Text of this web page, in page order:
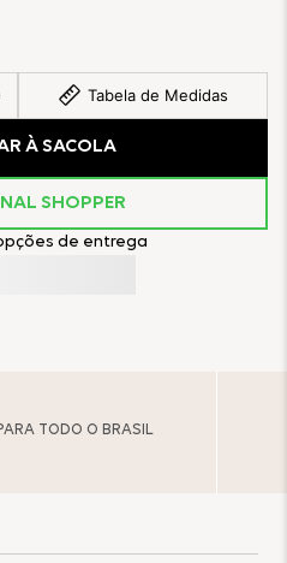
Tabela de Medidas
À SACOLA
SHOPPER
de entrega
TODO O BRASIL